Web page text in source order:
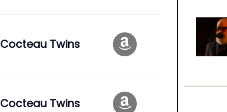
Cocteau Twins
Cocteau Twins